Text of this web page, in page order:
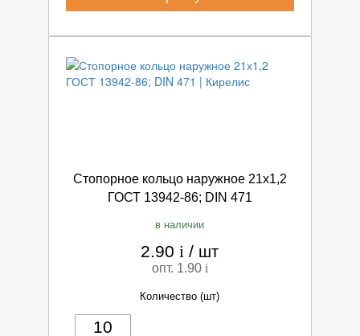
Стопорное кольцо наружное 21х1,2
ГОСТ 13942-86; DIN 471
в наличии
2.90i / шт
опт. 1.90 i
Количество (шт)